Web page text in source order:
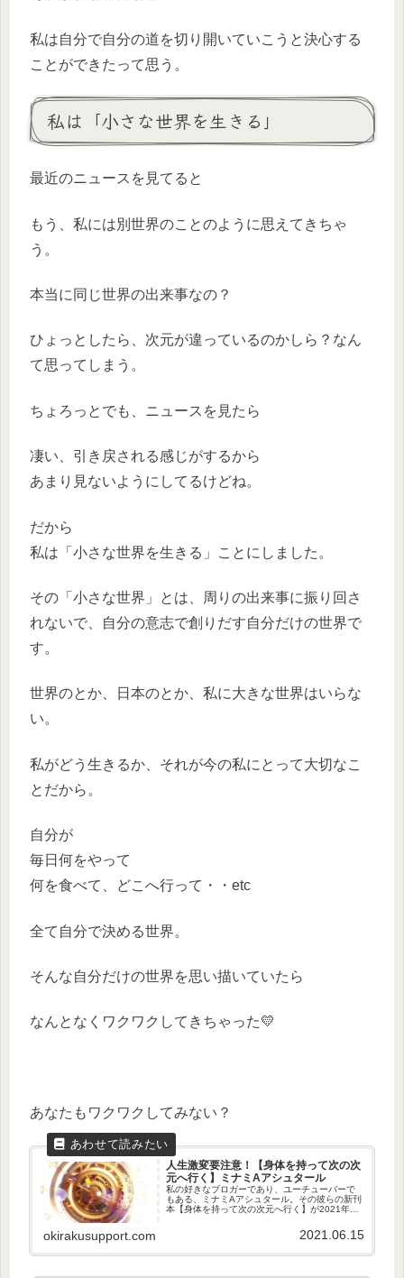
私は自分で自分の道を切り開いていこうと決心する
ことができたって思う。
私は「小さな世界を生きる」
最近のニュースを見てると
もう、私には別世界のことのように思えてきちゃ
う。
本当に同じ世界の出来事なの？
ひょっとしたら、次元が違っているのかしら？なん
て思ってしまう。
ちょろっとでも、ニュースを見たら
凄い、引き戻される感じがするから
あまり見ないようにしてるけどね。
だから
私は「小さな世界を生きる」ことにしました。
その「小さな世界」とは、周りの出来事に振り回さ
れないで、自分の意志で創りだす自分だけの世界で
す。
世界のとか、日本のとか、私に大きな世界はいらな
い。
私がどう生きるか、それが今の私にとって大切なこ
とだから。
自分が
毎日何をやって
何を食べて、どこへ行って・・etc
全て自分で決める世界。
そんな自分だけの世界を思い描いていたら
なんとなくワクワクしてきちゃった💛
あなたもワクワクしてみない？
人生激変要注意！【身体を持って次の次
元へ行く】ミナミAアシュタール
私の好きなブロガーであり、ユーチューバーで
もある、ミナミAアシュタール。その彼らの新刊
本【身体を持って次の次元へ行く】が2021年6
ているようです。早速購入して読んでみたの
okirakusupport.com 2021.06.15